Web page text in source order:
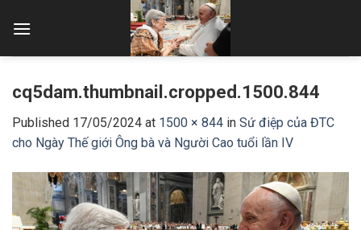
cq5dam.thumbnail.cropped.1500.844
Published 17/05/2024 at 1500 × 844 in Sứ điệp của ĐTC
cho Ngày Thế giới Ông bà và Người Cao tuổi lần IV